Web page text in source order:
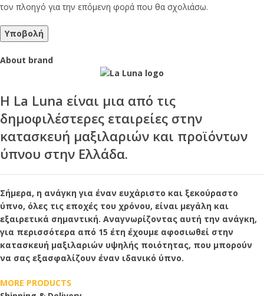
τον πλοηγό για την επόμενη φορά που θα σχολιάσω.
About brand
Η La Luna είναι μια από τις
δημοφιλέστερες εταιρείες στην
κατασκευή μαξιλαριών και προϊόντων
ύπνου στην Ελλάδα.
Σήμερα, η ανάγκη για έναν ευχάριστο και ξεκούραστο
ύπνο, όλες τις εποχές του χρόνου, είναι μεγάλη και
εξαιρετικά σημαντική. Αναγνωρίζοντας αυτή την ανάγκη,
για περισσότερα από 15 έτη έχουμε αφοσιωθεί στην
κατασκευή μαξιλαριών υψηλής ποιότητας, που μπορούν
να σας εξασφαλίζουν έναν ιδανικό ύπνο.
MORE PRODUCTS